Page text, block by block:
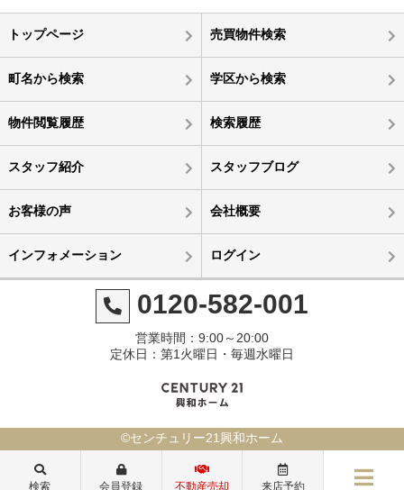
トップページ 売買物件検索
町名から検索 学区から検索
物件閲覧履歴 検索履歴
スタッフ紹介 スタッフブログ
お客様の声 会社概要
インフォメーション ログイン
0120-582-001
営業時間：9:00～20:00
定休日：第1火曜日・毎週水曜日
©センチュリー21興和ホーム
検索 会員登録 不動産売却 来店予約